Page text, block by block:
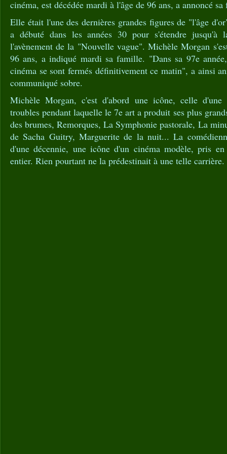
cinéma, est décédée mardi à l'âge de 96 ans, a annoncé
Elle était l'une des dernières grandes figures de "l'âge
a débuté dans les années 30 pour s'étendre
l'avènement de la "Nouvelle vague". Michèle Morgan
96 ans, a indiqué mardi sa famille. "Dans sa 97e
cinéma se sont fermés définitivement ce matin", a ainsi
communiqué sobre.
Michèle Morgan, c'est d'abord une icône, celle
troubles pendant laquelle le 7e art a produit ses plus
des brumes, Remorques, La Symphonie pastorale, La
de Sacha Guitry, Marguerite de la nuit... La
d'une décennie, une icône d'un cinéma modèle, pris
entier. Rien pourtant ne la prédestinait à une telle carrière.